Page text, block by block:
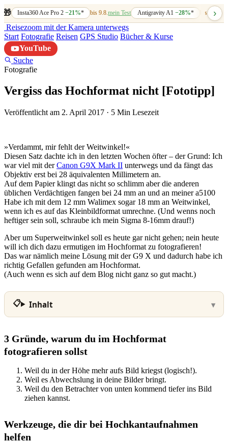
🎁 Insta360 Ace Pro 2−21%* bis 9.8.mein Test Antigravity A1 −28%* bis 7.8.
›
Reisezoom mit der Kamera unterwegs
Start Fotografie Reisen GPS Studio Bücher & Kurse
YouTube
Suche
Fotografie
Vergiss das Hochformat nicht [Fototipp]
Veröffentlicht am 2. April 2017 · 5 Min Lesezeit
»Verdammt, mir fehlt der Weitwinkel!«
Diesen Satz dachte ich in den letzten Wochen öfter – der Grund: Ich
war viel mit derCanon G9X Mark II unterwegs und da fängt das
Objektiv erst bei 28 äquivalenten Millimetern an.
Auf dem Papier klingt das nicht so schlimm aber die anderen
üblichen Verdächtigen fangen bei 24 mm an und an meiner a5100
Habe ich mit dem 12 mm Walimex sogar 18 mm an Weitwinkel,
wenn ich es auf das Kleinbildformat umrechne. (Und wenns noch
heftiger sein soll, schraube ich mein Sigma 8-16mm drauf!)
Aber um Superweitwinkel soll es heute gar nicht gehen; nein heute
will ich dich dazu ermutigen im Hochformat zu fotografieren!
Das war nämlich meine Lösung mit der G9 X und dadurch habe ich
richtig Gefallen gefunden am Hochformat.
(Auch wenn es sich auf dem Blog nicht ganz so gut macht.)
Inhalt
3 Gründe, warum du im Hochformat
fotografieren sollst
Weil du in der Höhe mehr aufs Bild kriegst (logisch!).
Weil es Abwechslung in deine Bilder bringt.
Weil du den Betrachter von unten kommend tiefer ins Bild
ziehen kannst.
Werkzeuge, die dir bei Hochkantaufnahmen
helfen